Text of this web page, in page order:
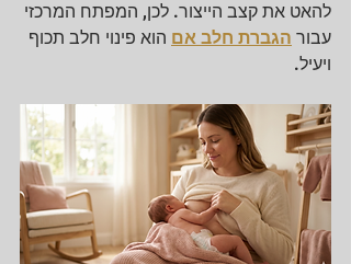
להאט את קצב הייצור. לכן, המפתח המרכזי
עבור הגברת חלב אם הוא פינוי חלב תכוף
ויעיל.